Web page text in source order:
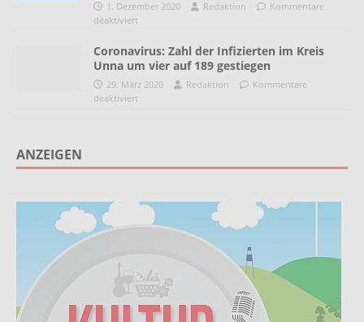
1. Dezember 2020 Redaktion
Kommentare
deaktiviert
Coronavirus: Zahl der Infizierten im Kreis
Unna um vier auf 189 gestiegen
29. März 2020 Redaktion
Kommentare
deaktiviert
ANZEIGEN